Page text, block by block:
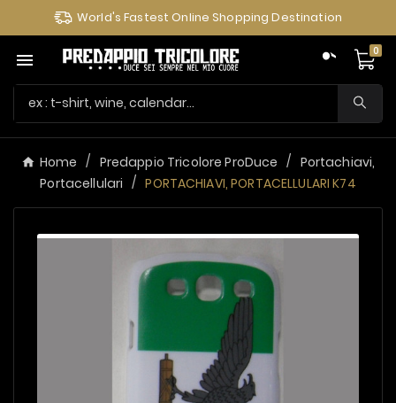
World's Fastest Online Shopping Destination
 0
Home Predappio Tricolore ProDuce
Portachiavi,
Portacellulari
PORTACHIAVI, PORTACELLULARI K74